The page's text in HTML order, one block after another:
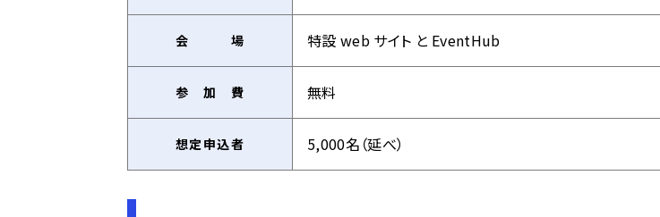
会 場 特設 web サイト と EventHub
参 加 費 無料
想定申込者 5,000名（延べ）